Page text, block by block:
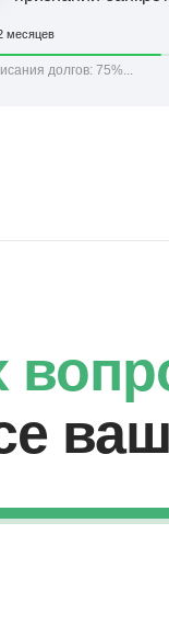
месяцев
долгов: 75%...